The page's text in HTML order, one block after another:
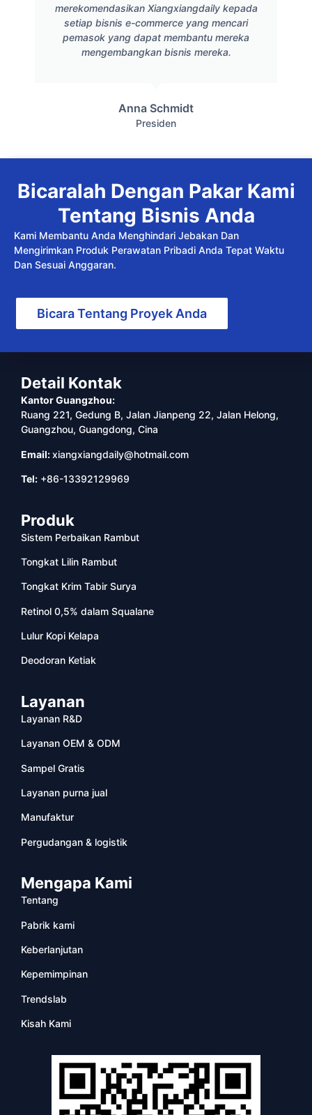
merekomendasikan Xiangxiangdaily kepada
setiap bisnis e-commerce yang mencari
pemasok yang dapat membantu mereka
mengembangkan bisnis mereka.
Anna Schmidt
Presiden
Bicaralah Dengan Pakar Kami
Tentang Bisnis Anda
Kami Membantu Anda Menghindari Jebakan Dan
Mengirimkan Produk Perawatan Pribadi Anda Tepat Waktu
Dan Sesuai Anggaran.
Bicara Tentang Proyek Anda
Detail Kontak
Kantor Guangzhou:
Ruang 221, Gedung B, Jalan Jianpeng 22, Jalan Helong,
Guangzhou, Guangdong, Cina
Email:xiangxiangdaily@hotmail.com
Tel: +86-13392129969
Produk
Sistem Perbaikan Rambut
Tongkat Lilin Rambut
Tongkat Krim Tabir Surya
Retinol 0,5% dalam Squalane
Lulur Kopi Kelapa
Deodoran Ketiak
Layanan
Layanan R&D
Layanan OEM & ODM
Sampel Gratis
Layanan purna jual
Manufaktur
Pergudangan & logistik
Mengapa Kami
Tentang
Pabrik kami
Keberlanjutan
Kepemimpinan
Trendslab
Kisah Kami